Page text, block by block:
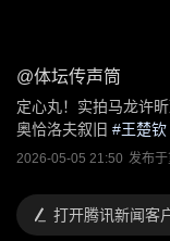
@体坛传声筒
定心丸！实拍马龙许
奥恰洛夫叙旧 #王楚钦
2026-05-05 21:50 发布于
打开腾讯新闻客